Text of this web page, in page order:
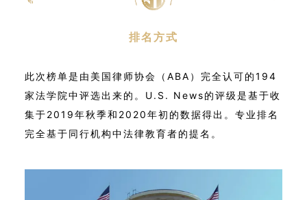
排名方式
此次榜单是由美国律师协会（ABA）完全认可的194
家法学院中评选出来的。U.S. News的评级是基于收
集于2019年秋季和2020年初的数据得出。专业排名
完全基于同行机构中法律教育者的提名。